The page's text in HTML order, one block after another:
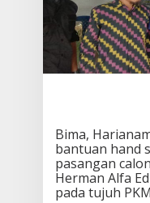
Bima,
bantuan hand
pasangan
Herman Alfa
pada tujuh